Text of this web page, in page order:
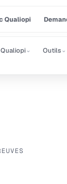
Qualiopi
Qualiopi⌄ Outils⌄